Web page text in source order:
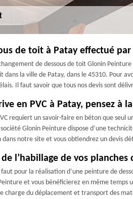
de toit à Patay effectué
de dessous de toit Glonin
dans la ville de Patay, dans le 45310. Pour
Il faut savoir que tous nos devis sont
en PVC à Patay, pensez à
requiert un savoir-faire en béton que seul
Glonin Peinture dispose d’une
dans notre site et vous obtiendrez un devis
l’habillage de vos planches
pour la réalisation d’une peinture de
et vous bénéficierez en même
charge du déplacement et transport des